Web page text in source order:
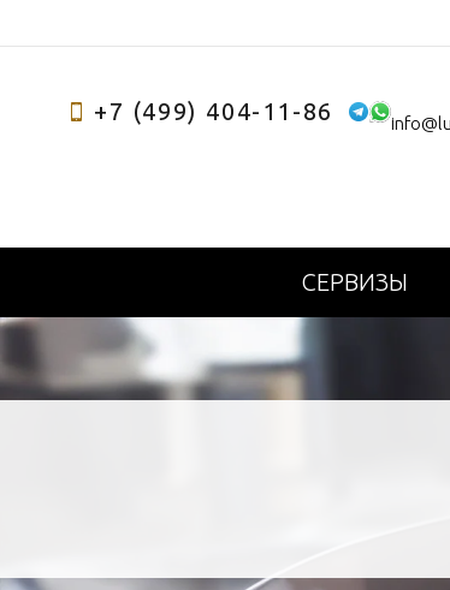
+7 (499) 404-11-86
СЕРВИЗЫ